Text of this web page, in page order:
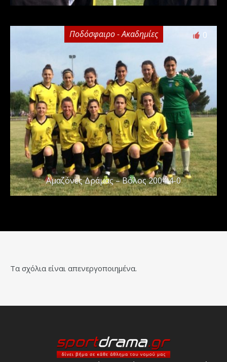
Ποδόσφαιρο - Ακαδημίες 0
Αμαζόνες Δράμας – Βόλος 2004 4-0
Τα σχόλια είναι απενεργοποιημένα.